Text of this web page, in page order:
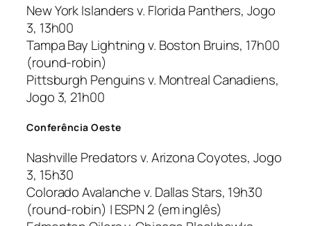
New York Islanders v. Florida Panthers, Jogo
3, 13h00
Tampa Bay Lightning v. Boston Bruins, 17h00
(round-robin)
Pittsburgh Penguins v. Montreal Canadiens,
Jogo 3, 21h00
Conferência Oeste
Nashville Predators v. Arizona Coyotes, Jogo
3, 15h30
Colorado Avalanche v. Dallas Stars, 19h30
(round-robin) | ESPN 2 (em inglês)